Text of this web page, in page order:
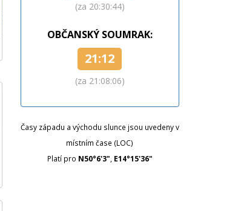
(za 20:30:43)
OBČANSKÝ SOUMRAK:
21:12
(za 21:08:05)
Časy západu a východu slunce jsou uvedeny v
místním čase (LOC)
Platí pro N50°6'3" E14°15'36"